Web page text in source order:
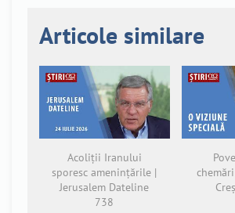
Articole similare
Acoliții Iranului
sporesc amenințările |
Jerusalem Dateline
738